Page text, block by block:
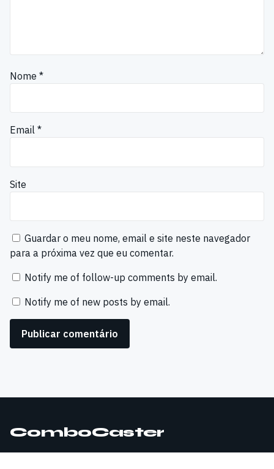
Nome *
Email *
Site
Guardar o meu nome, email e site neste navegador
para a próxima vez que eu comentar.
Notify me of follow-up comments by email.
Notify me of new posts by email.
ComboCaster